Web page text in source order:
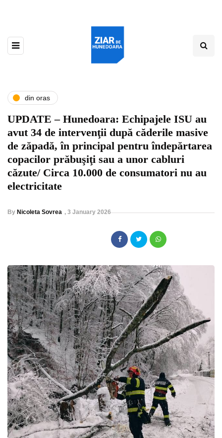
din oras
UPDATE – Hunedoara: Echipajele ISU au
avut 34 de intervenţii după căderile masive
de zăpadă, în principal pentru îndepărtarea
copacilor prăbuşiţi sau a unor cabluri
căzute/ Circa 10.000 de consumatori nu au
electricitate
By Nicoleta Sovrea , 3 January 2026